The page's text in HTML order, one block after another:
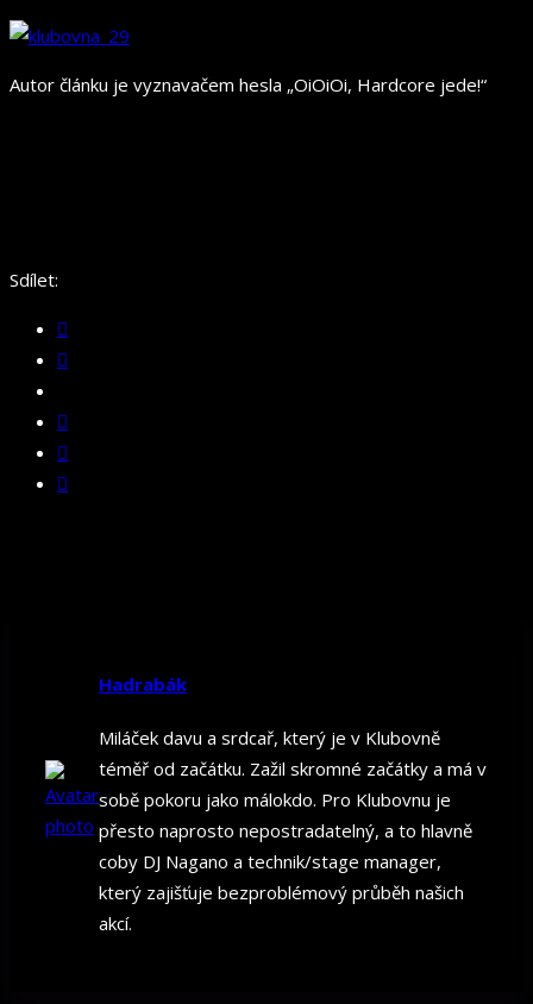
Autor článku je vyznavačem hesla „OiOiOi, Hardcore jede!“
Sdílet:
Hadrabák
Miláček davu a srdcař, který je v Klubovně
téměř od začátku. Zažil skromné začátky a má v
sobě pokoru jako málokdo. Pro Klubovnu je
přesto naprosto nepostradatelný, a to hlavně
coby DJ Nagano a technik/stage manager,
který zajišťuje bezproblémový průběh našich
akcí.